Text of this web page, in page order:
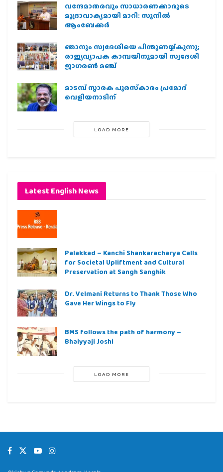
വന്ദേമാതരവും സാധാരണക്കാരുടെ
മുദ്രാവാക്യമായി മാറി: സുനിൽ
ആംബേക്കർ
ഞാനും സ്വദേശിയെ പിന്തുണയ്ക്കുന്നു;
രാജ്യവ്യാപക കാമ്പയിനുമായി സ്വദേശി
ജാഗരണ്‍ മഞ്ച്
മാടമ്പ് സ്മാരക പുരസ്‌കാരം പ്രമോദ്
വെളിയനാടിന്
LOAD MORE
Latest English News
Palakkad – Kanchi Shankaracharya Calls
for Societal Upliftment and Cultural
Preservation at Sangh Sanghik
Dr. Velmani Returns to Thank Those Who
Gave Her Wings to Fly
BMS follows the path of harmony –
Bhaiyyaji Joshi
LOAD MORE